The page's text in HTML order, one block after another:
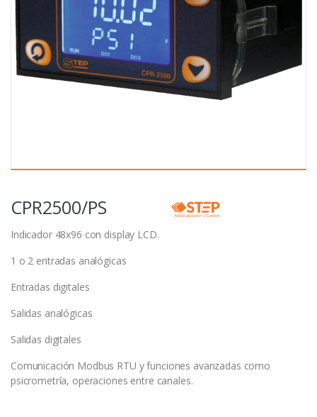
CPR2500/PS
Indicador 48x96 con display LCD.
1 o 2 entradas analógicas
Entradas digitales
Salidas analógicas
Salidas digitales
Comunicación Modbus RTU y funciones avanzadas como
psicrometría, operaciones entre canales.